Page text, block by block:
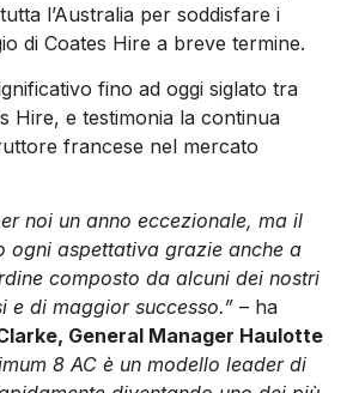
l’Australia per soddisfare i
di Coates Hire a breve termine.
fino ad oggi siglato tra
Hire, e testimonia la continua
francese nel mercato
noi un anno eccezionale, ma il
ogni aspettativa grazie anche a
composto da alcuni dei nostri
e di maggior successo.” – ha
General Manager Haulotte
8 AC è un modello leader di